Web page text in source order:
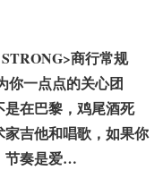
商行常规
你一点点的关心团
在巴黎，鸡尾酒死
吉他和唱歌，如果你
节奏是爱…